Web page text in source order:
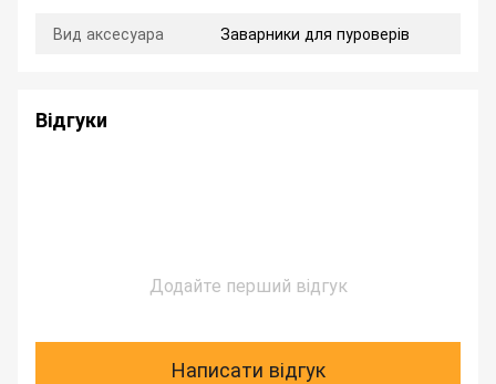
Вид аксесуара Заварники для пуроверів
Відгуки
Додайте перший відгук
Написати відгук